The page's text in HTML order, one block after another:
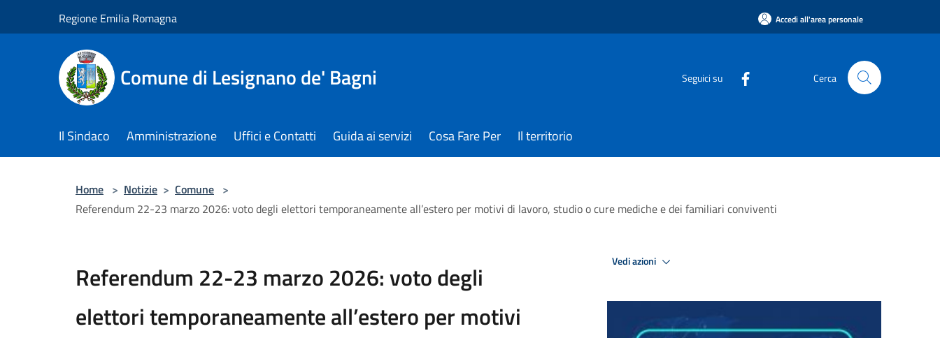
Regione Emilia Romagna Accedi all'area personale
Comune di Lesignano de' Bagni Seguici su Cerca
Il Sindaco Amministrazione Uffici e Contatti Guida ai servizi Cosa Fare Per Il territorio
Home > Notizie > Comune >
Referendum 22-23 marzo 2026: voto degli elettori temporaneamente all’estero per motivi di lavoro, studio o cure mediche e dei familiari conviventi
Referendum 22-23 marzo 2026: voto degli
elettori temporaneamente all’estero per motivi
Vedi azioni